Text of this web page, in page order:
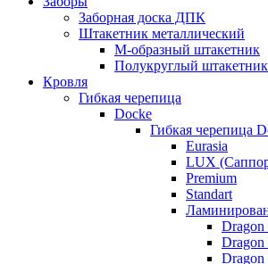
Заборная доска ДПК
Штакетник металлический
М-образный штакетник
Полукруглый штакетник
Кровля
Гибкая черепица
Docke
Гибкая черепица
Eurasia
LUX
Premium
Standart
Dragon
Dragon